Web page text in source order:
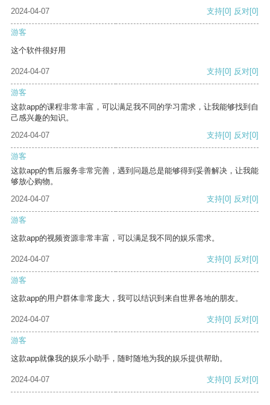
2024-04-07
支持[0] 反对[0]
游客
这个软件很好用
2024-04-07 支持[0] 反对[0]
游客
这款app的课程非常丰富，可以满足我不同的学习需求，让我能够找到自
己感兴趣的知识。
2024-04-07
支持[0] 反对[0]
游客
这款app的售后服务非常完善，遇到问题总是能够得到妥善解决，让我能
够放心购物。
2024-04-07
支持[0] 反对[0]
游客
这款app的视频资源非常丰富，可以满足我不同的娱乐需求。
2024-04-07 支持[0] 反对[0]
游客
这款app的用户群体非常庞大，我可以结识到来自世界各地的朋友。
2024-04-07 支持[0] 反对[0]
游客
这款app就像我的娱乐小助手，随时随地为我的娱乐提供帮助。
2024-04-07 支持[0] 反对[0]